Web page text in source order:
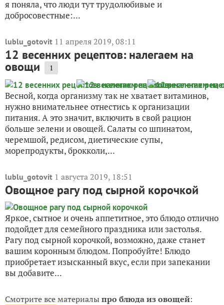
я поняла, что люди тут трудолюбивые и
добросовестные:...
lublu_gotovit 11 апреля 2019, 08:11
12 весенних рецептов: налегаем на
овощи 1
Весной, когда организму так не хватает витаминов,
нужно внимательнее отнестись к организации
питания. А это значит, включить в свой рацион
больше зелени и овощей. Салаты со шпинатом,
черемшой, редисом, диетические супы,
морепродукты, брокколи,...
lublu_gotovit 1 августа 2019, 18:51
Овощное рагу под сырной корочкой
Яркое, сытное и очень аппетитное, это блюдо отлично
подойдет для семейного праздника или застолья.
Рагу под сырной корочкой, возможно, даже станет
вашим коронным блюдом. Попробуйте! Блюдо
приобретает изысканный вкус, если при запекании
вы добавите...
Смотрите все материалыпро блюда из овощей: